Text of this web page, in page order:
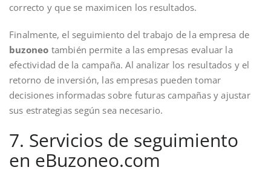
correcto y que se maximicen los resultados.
Finalmente, el seguimiento del trabajo de la empresa de
buzoneo también permite a las empresas evaluar la
efectividad de la campaña. Al analizar los resultados y el
retorno de inversión, las empresas pueden tomar
decisiones informadas sobre futuras campañas y ajustar
sus estrategias según sea necesario.
7. Servicios de seguimiento
en eBuzoneo.com